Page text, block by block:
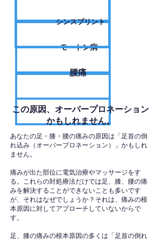
シンスプリント
モートン病
腰痛
​この原因、オーバープロネーション
かもしれません。
あなたの足・膝・腰の痛みの原因は「足首の倒
れ込み（オーバープロネーション）」かもしれ
ません。
痛みが出た部位に電気治療やマッサージをす
る。これらの対処療法だけでは足、膝、腰の痛
みを解決することができないことも多いです
が、それはなぜでしょうか？それは、痛みの根
本原因に対してアプローチしていないからで
す。
足、膝の痛みの根本原因の多くは「足首の倒れ